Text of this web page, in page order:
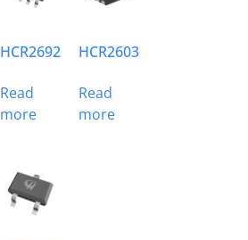
HCR2692
Read
more
HCR2603
Read
more